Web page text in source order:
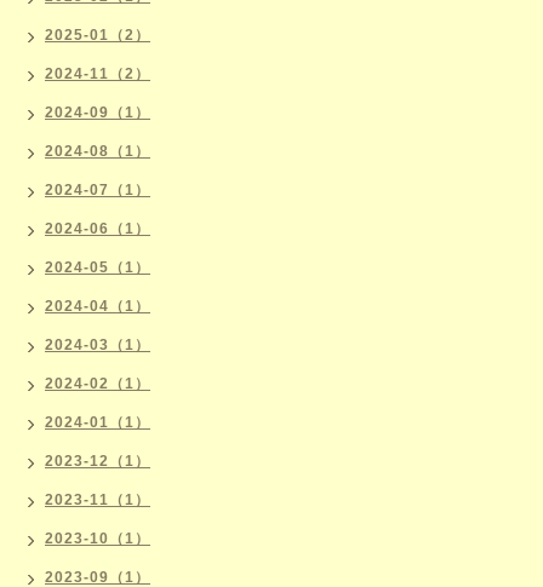
2025-01（2）
2024-11（2）
2024-09（1）
2024-08（1）
2024-07（1）
2024-06（1）
2024-05（1）
2024-04（1）
2024-03（1）
2024-02（1）
2024-01（1）
2023-12（1）
2023-11（1）
2023-10（1）
2023-09（1）